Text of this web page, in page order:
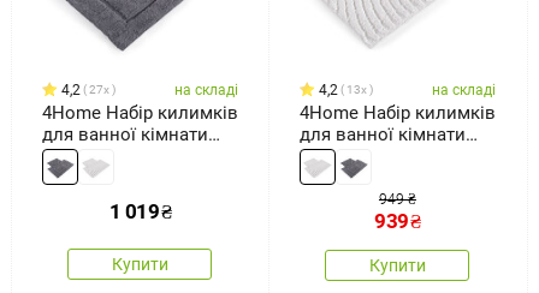
4,2 27x на складі
4Home Набір килимків
для ванної кімнати
Retta, 50 x 60 см, 60 x
100 см
1 019₴
Купити
4,2 13x на складі
4Home Набір килимків
для ванної кімнати
Welle, 50 x 60 см, 60 x
100 см
949 ₴
939₴
Купити